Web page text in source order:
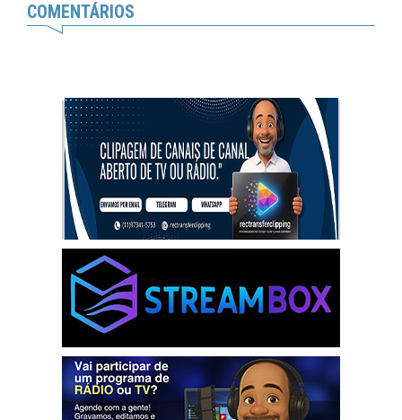
COMENTÁRIOS